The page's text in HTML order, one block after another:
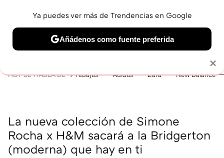
BELLEZA SHOPPING VIAJES GASTRO SNEAKERS
HOY SE HABLA DE rebajas Adidas Zara New Balance
La nueva colección de Simone
Rocha x H&M sacará a la Bridgerton
(moderna) que hay en ti
×
Ya puedes ver más de Trendencias en Google
Añádenos como fuente preferida